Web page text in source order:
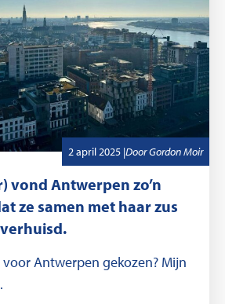
2 april 2025 |,Geschreven door
DoorGordon Moir
vond Antwerpen zo’n
ze samen met haar zus
Antwerpen gekozen? Mijn